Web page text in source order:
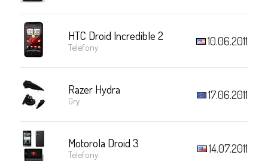
HTC Droid Incredible 2
Telefony 10.06.2011
Razer Hydra
Gry 17.06.2011
Motorola Droid 3
Telefony 14.07.2011